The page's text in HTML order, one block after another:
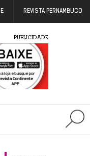
REVISTA PERNAMBUCO
PUBLICIDADE